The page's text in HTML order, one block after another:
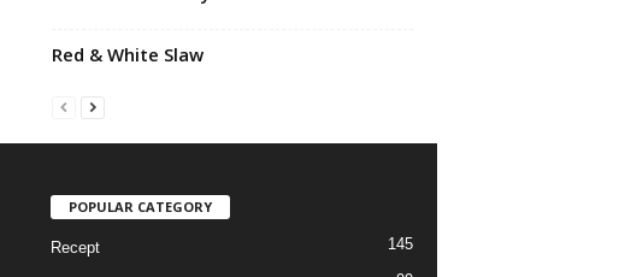
Red & White Slaw
POPULAR CATEGORY
Recept 145